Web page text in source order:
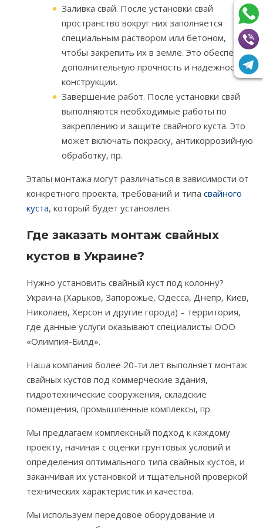
Заливка свай. После установки свай
пространство вокруг них заполняется
специальным раствором или бетоном,
чтобы закрепить их в земле. Это обеспечит
дополнительную прочность и надежность
конструкции.
Завершение работ. После установки свай
выполняются необходимые работы по
закреплению и защите свайного куста. Это
может включать покраску, антикоррозийную
обработку, пр.
Этапы монтажа могут различаться в зависимости от
конкретного проекта, требований и типа свайного
куста, который будет установлен.
Где заказать монтаж свайных
кустов в Украине?
Нужно установить свайный куст под колонну?
Украина (Харьков, Запорожье, Одесса, Днепр, Киев,
Николаев, Херсон и другие города) – территория,
где данные услуги оказывают специалисты ООО
«Олимпия-Билд».
Наша компания более 20-ти лет выполняет монтаж
свайных кустов под коммерческие здания,
гидротехнические сооружения, складские
помещения, промышленные комплексы, пр.
Мы предлагаем комплексный подход к каждому
проекту, начиная с оценки грунтовых условий и
определения оптимального типа свайных кустов, и
заканчивая их установкой и тщательной проверкой
технических характеристик и качества.
Мы используем передовое оборудование и